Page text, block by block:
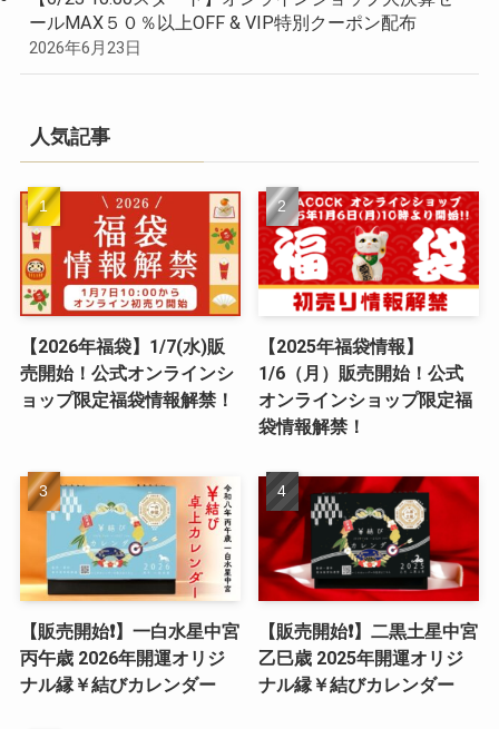
ールMAX５０％以上OFF & VIP特別クーポン配布
2026年6月23日
人気記事
【2026年福袋】1/7(水)販
売開始！公式オンラインシ
ョップ限定福袋情報解禁！
【2025年福袋情報】
1/6（月）販売開始！公式
オンラインショップ限定福
袋情報解禁！
【販売開始❗️】一白水星中宮
丙午歳 2026年開運オリジ
ナル縁￥結びカレンダー
【販売開始❗️】二黒土星中宮
乙巳歳 2025年開運オリジ
ナル縁￥結びカレンダー